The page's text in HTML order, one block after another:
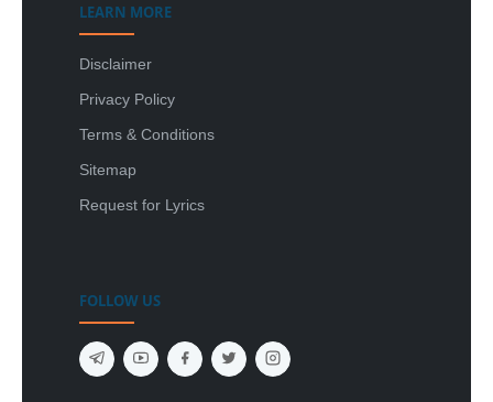
LEARN MORE
Disclaimer
Privacy Policy
Terms & Conditions
Sitemap
Request for Lyrics
FOLLOW US